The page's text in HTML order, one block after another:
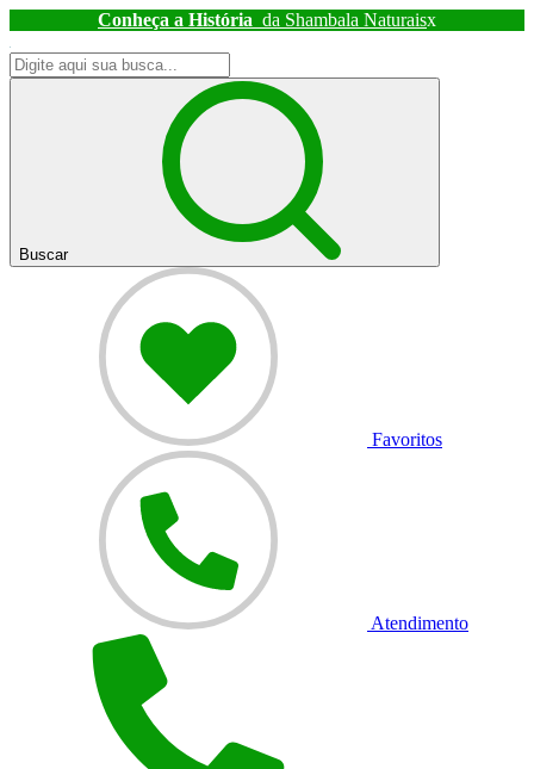
Conheça a História da Shambala Naturaisx
Buscar
Favoritos
Atendimento